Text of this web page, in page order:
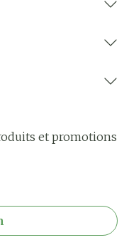
et promotions